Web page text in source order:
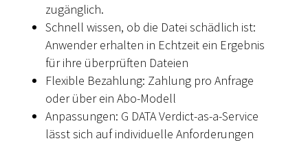
zugänglich.
Schnell wissen, ob die Datei schädlich ist:
Anwender erhalten in Echtzeit ein Ergebnis
für ihre überprüften Dateien
Flexible Bezahlung: Zahlung pro Anfrage
oder über ein Abo-Modell
Anpassungen: G DATA Verdict-as-a-Service
lässt sich auf individuelle Anforderungen